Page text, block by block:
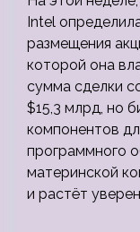
Intel
размещения
которой она
сумма сделки
$15,3 млрд, но
компонентов
программного
материнской
и растёт